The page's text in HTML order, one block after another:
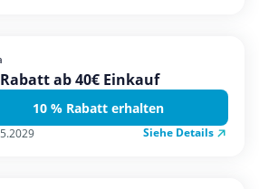
Rabatt ab 40€ Einkauf
10 % Rabatt erhalten
Siehe Details